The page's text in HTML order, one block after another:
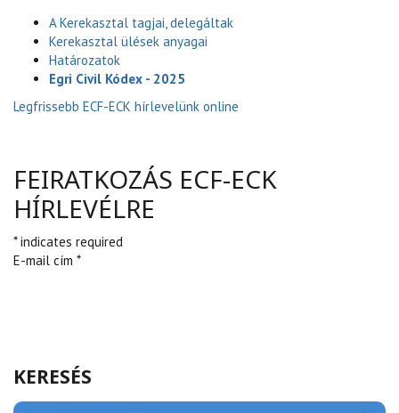
A Kerekasztal tagjai, delegáltak
Kerekasztal ülések anyagai
Határozatok
Egri Civil Kódex - 2025
Legfrissebb ECF-ECK hírlevelünk online
FEIRATKOZÁS ECF-ECK
HÍRLEVÉLRE
* indicates required
E-mail cím *
KERESÉS